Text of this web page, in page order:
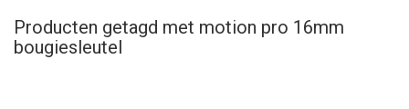
Producten getagd met motion pro 16mm
bougiesleutel